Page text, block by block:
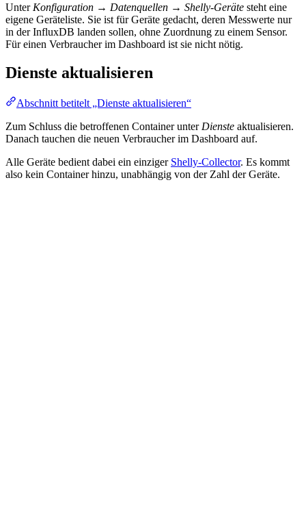
Unter Konfiguration → Datenquellen → Shelly-Geräte steht eine
eigene Geräteliste. Sie ist für Geräte gedacht, deren Messwerte nur
in der InfluxDB landen sollen, ohne Zuordnung zu einem Sensor.
Für einen Verbraucher im Dashboard ist sie nicht nötig.
Dienste aktualisieren
Abschnitt betitelt „Dienste aktualisieren“
Zum Schluss die betroffenen Container unter Dienste aktualisieren.
Danach tauchen die neuen Verbraucher im Dashboard auf.
Alle Geräte bedient dabei ein einziger Shelly-Collector. Es kommt
also kein Container hinzu, unabhängig von der Zahl der Geräte.